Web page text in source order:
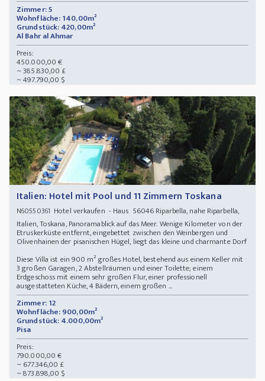
Zimmer: 5
Wohnfläche: 140,00m²
Grundstück: 420,00m²
Al Bahr al Ahmar
Preis:
450.000,00 €
~ 385.830,00 £
~ 497.790,00 $
Italien: Hotel mit Pool und 11 Zimmern Toskana
N60550361 Hotel verkaufen - Haus 56046 Riparbella, nahe Riparbella,
Italien, Toskana, Panoramablick auf das Meer. Wenige Kilometer von der
Etruskerküste entfernt, eingebettet zwischen den Weinbergen und
Olivenhainen der pisanischen Hügel, liegt das kleine und charmante Dorf
Diese Villa ist ein 900 m² großes Hotel, bestehend aus einem Keller mit
3 großen Garagen, 2 Abstellräumen und einer Toilette; einem
Erdgeschoss mit einem sehr großen Flur, einer professionell
ausgestatteten Küche, 4 Bädern, einem großen ...
Zimmer: 12
Wohnfläche: 900,00m²
Grundstück: 4.000,00m²
Pisa
Preis:
790.000,00 €
~ 677.346,00 £
~ 873.898,00 $